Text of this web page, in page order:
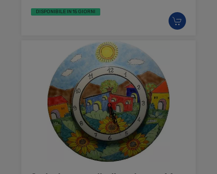
DISPONIBILE IN 15 GIORNI